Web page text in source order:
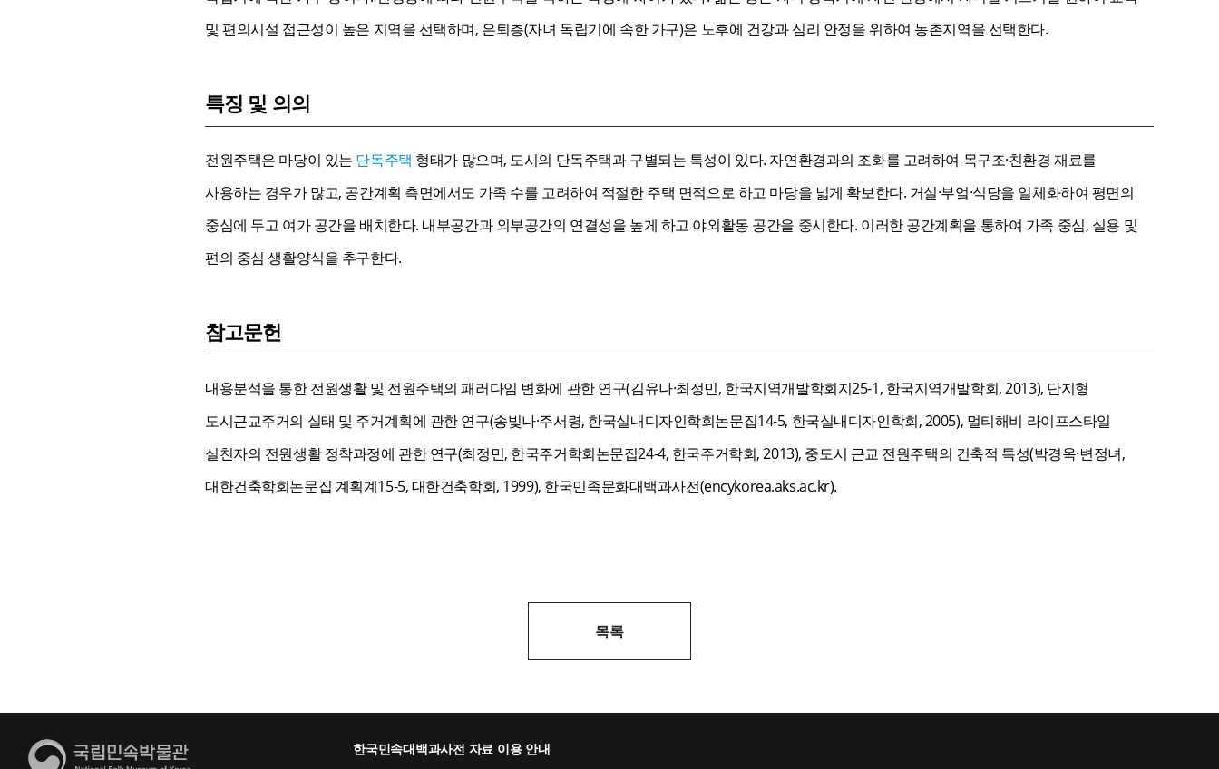
및 편의시설 접근성이 높은 지역을 선택하며, 은퇴층(자녀 독립기에 속한 가구)은 노후에 건강과 심리 안정을 위하여 농촌지역을 선택한다.
특징 및 의의
전원주택은 마당이 있는 단독주택 형태가 많으며, 도시의 단독주택과 구별되는 특성이 있다. 자연환경과의 조화를 고려하여 목구조·친환경 재료를
사용하는 경우가 많고, 공간계획 측면에서도 가족 수를 고려하여 적절한 주택 면적으로 하고 마당을 넓게 확보한다. 거실·부엌·식당을 일체화하여 평면의
중심에 두고 여가 공간을 배치한다. 내부공간과 외부공간의 연결성을 높게 하고 야외활동 공간을 중시한다. 이러한 공간계획을 통하여 가족 중심, 실용 및
편의 중심 생활양식을 추구한다.
참고문헌
내용분석을 통한 전원생활 및 전원주택의 패러다임 변화에 관한 연구(김유나·최정민, 한국지역개발학회지25-1, 한국지역개발학회, 2013), 단지형
도시근교주거의 실태 및 주거계획에 관한 연구(송빛나·주서령, 한국실내디자인학회논문집14-5, 한국실내디자인학회, 2005), 멀티해비 라이프스타일
실천자의 전원생활 정착과정에 관한 연구(최정민, 한국주거학회논문집24-4, 한국주거학회, 2013), 중도시 근교 전원주택의 건축적 특성(박경옥·변정녀,
대한건축학회논문집 계획계15-5, 대한건축학회, 1999), 한국민족문화대백과사전(encykorea.aks.ac.kr).
목록
한국민속대백과사전 자료 이용 안내